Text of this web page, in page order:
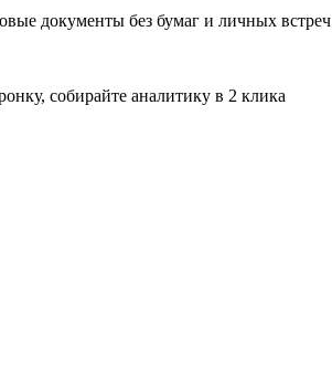
документы без бумаг и личных встреч
собирайте аналитику в 2 клика